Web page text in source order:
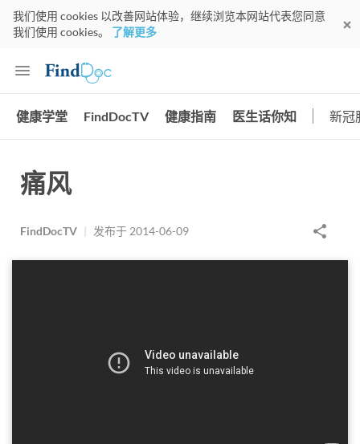
我们使用 cookies 以改善网站体验，继续浏览本网站代表您同意
我们使用 cookies。 了解更多
健康学堂 FindDocTV 健康指南 医生话你知 新冠
痛风
FindDocTV | 发布于 2014-06-09